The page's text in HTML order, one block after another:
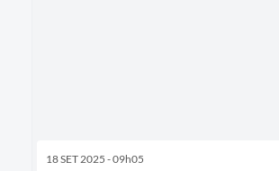
18 SET 2025 - 09h05